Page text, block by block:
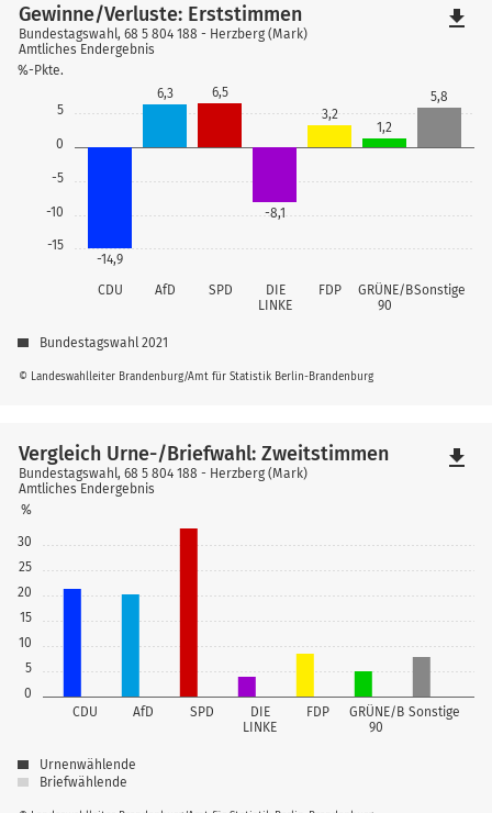
-15
-10
-5
0
5
%-Pkte.
CDU AfD SPD
DIE
LINKE
FDP
GRÜNE/B
90
Sonstige
-14,9
6,3 6,5
-8,1
3,2
1,2
5,8
© Landeswahlleiter Brandenburg/Amt für Statistik Berlin-Brandenburg
Gewinne/Verluste: Erststimmen
Bundestagswahl, 68 5 804 188 - Herzberg (Mark)
Amtliches Endergebnis
Bundestagswahl 2021
file_download
0
5
10
15
20
25
30
%
CDU AfD SPD
DIE
LINKE
FDP
GRÜNE/B
90
Sonstige
Vergleich Urne-/Briefwahl: Zweitstimmen
Bundestagswahl, 68 5 804 188 - Herzberg (Mark)
Amtliches Endergebnis
Urnenwählende
Briefwählende
file_download